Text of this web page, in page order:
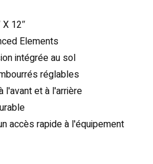
12″
Elements
intégrée au sol
réglables
l'avant et à l'arrière
accès rapide à l'équipement